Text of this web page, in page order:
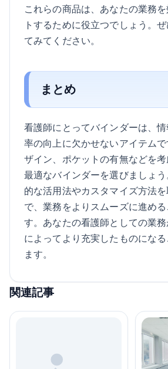
これらの商品は、あなたの業務
トするために役立つでしょう。
てみてください。
まとめ
看護師にとってバインダーは、
率の向上に欠かせないアイテム
ザイン、ポケットの有無などを
最適なバインダーを選びましょ
的な活用法やカスタマイズ方法
で、業務をよりスムーズに進め
す。あなたの看護師としての業
によってより充実したものにな
ます。
関連記事